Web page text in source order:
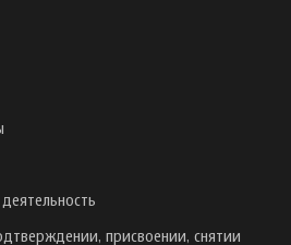
присвоении, снятии